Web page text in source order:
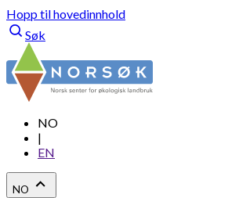
Hopp til hovedinnhold
Søk
NO
|
EN
NO